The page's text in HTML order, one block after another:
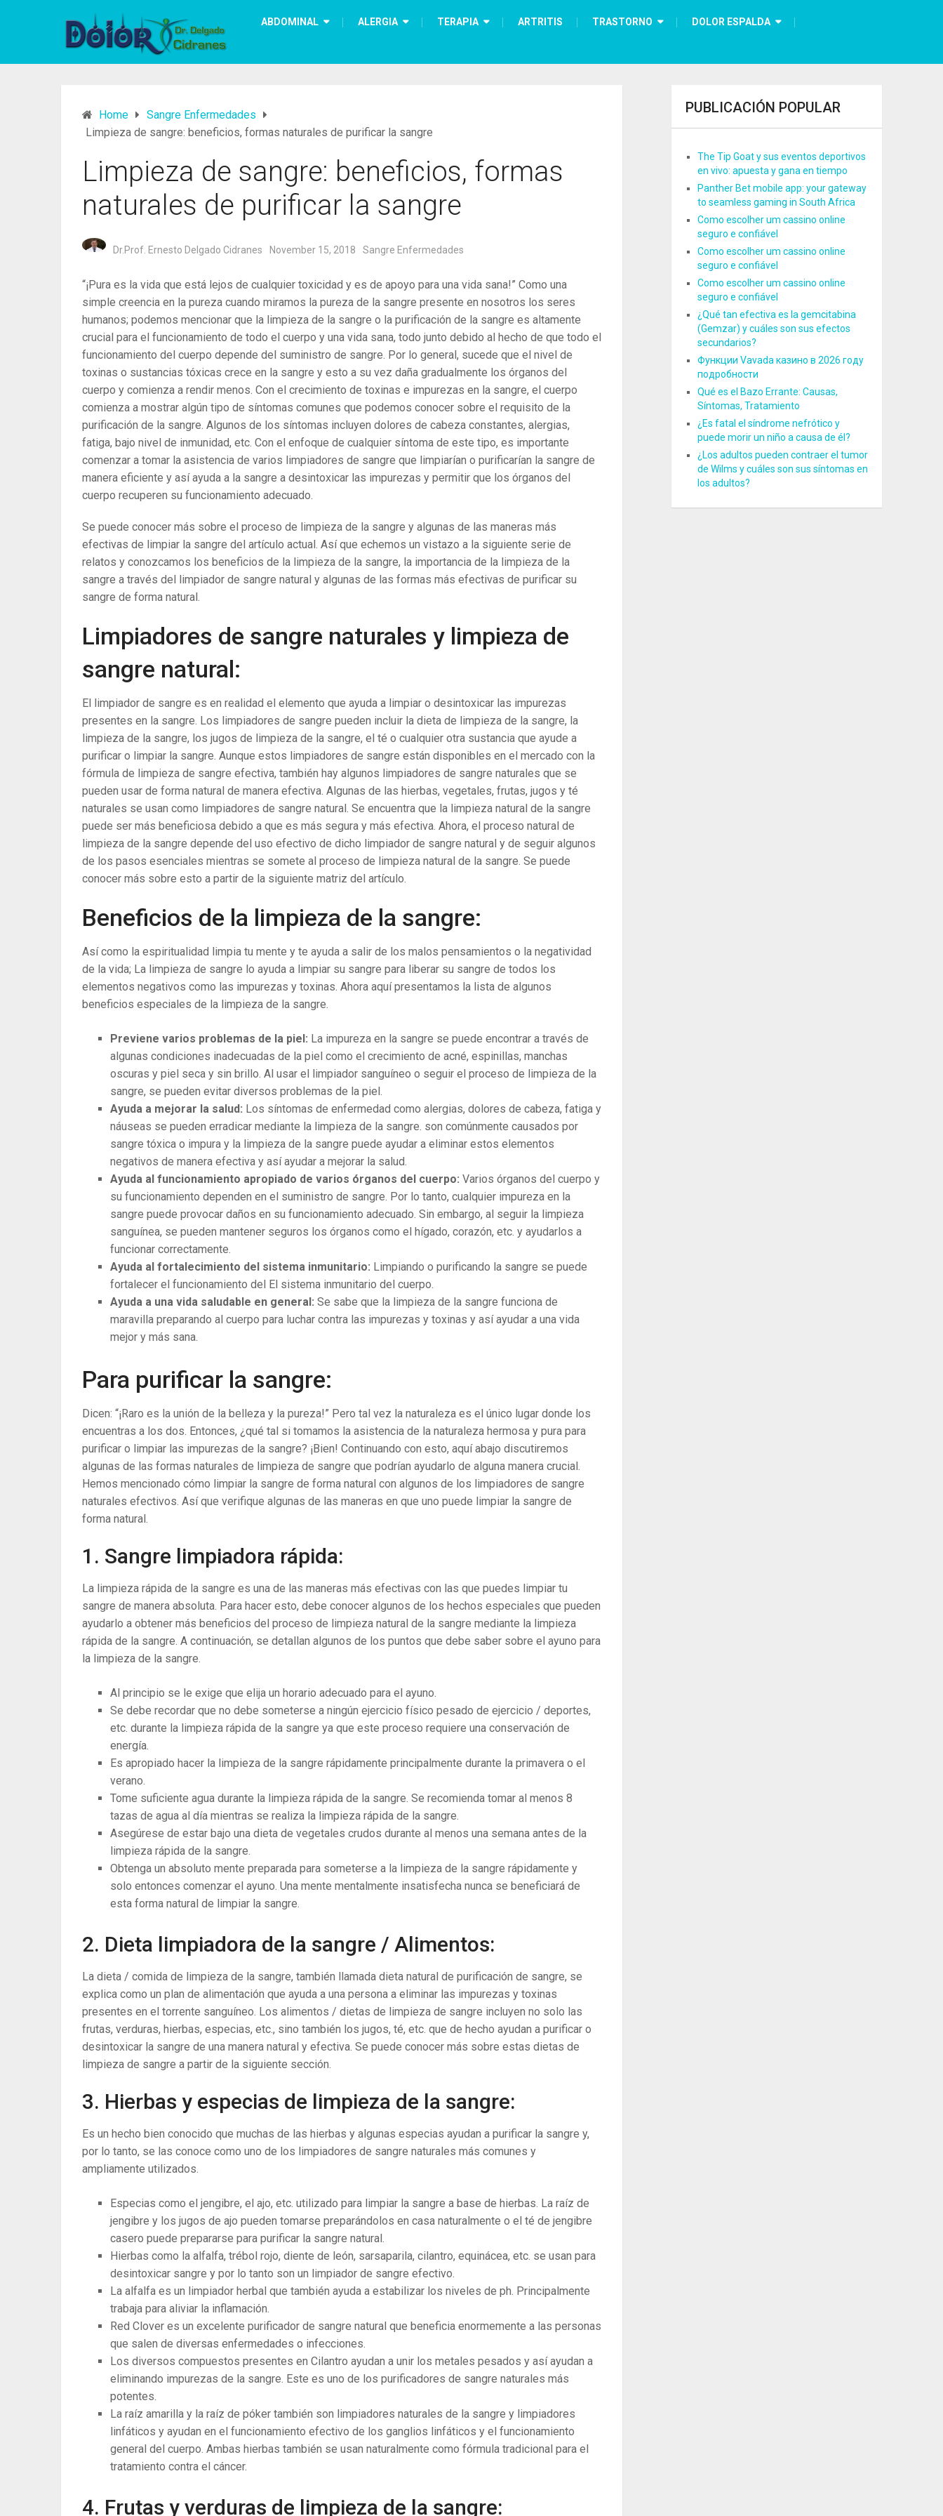
ABDOMINAL ALERGIA TERAPIA ARTRITIS TRASTORNO DOLOR ESPALDA
Home
Sangre Enfermedades
Limpieza de sangre: beneficios, formas naturales de purificar la sangre
Limpieza de sangre: beneficios, formas
naturales de purificar la sangre
Dr.Prof. Ernesto Delgado Cidranes November 15, 2018 Sangre Enfermedades
“¡Pura es la vida que está lejos de cualquier toxicidad y es de apoyo para una vida sana!” Como una
simple creencia en la pureza cuando miramos la pureza de la sangre presente en nosotros los seres
humanos; podemos mencionar que la limpieza de la sangre o la purificación de la sangre es altamente
crucial para el funcionamiento de todo el cuerpo y una vida sana, todo junto debido al hecho de que todo el
funcionamiento del cuerpo depende del suministro de sangre. Por lo general, sucede que el nivel de
toxinas o sustancias tóxicas crece en la sangre y esto a su vez daña gradualmente los órganos del
cuerpo y comienza a rendir menos. Con el crecimiento de toxinas e impurezas en la sangre, el cuerpo
comienza a mostrar algún tipo de síntomas comunes que podemos conocer sobre el requisito de la
purificación de la sangre. Algunos de los síntomas incluyen dolores de cabeza constantes, alergias,
fatiga, bajo nivel de inmunidad, etc. Con el enfoque de cualquier síntoma de este tipo, es importante
comenzar a tomar la asistencia de varios limpiadores de sangre que limpiarían o purificarían la sangre de
manera eficiente y así ayuda a la sangre a desintoxicar las impurezas y permitir que los órganos del
cuerpo recuperen su funcionamiento adecuado.
Se puede conocer más sobre el proceso de limpieza de la sangre y algunas de las maneras más
efectivas de limpiar la sangre del artículo actual. Así que echemos un vistazo a la siguiente serie de
relatos y conozcamos los beneficios de la limpieza de la sangre, la importancia de la limpieza de la
sangre a través del limpiador de sangre natural y algunas de las formas más efectivas de purificar su
sangre de forma natural.
Limpiadores de sangre naturales y limpieza de
sangre natural:
El limpiador de sangre es en realidad el elemento que ayuda a limpiar o desintoxicar las impurezas
presentes en la sangre. Los limpiadores de sangre pueden incluir la dieta de limpieza de la sangre, la
limpieza de la sangre, los jugos de limpieza de la sangre, el té o cualquier otra sustancia que ayude a
purificar o limpiar la sangre. Aunque estos limpiadores de sangre están disponibles en el mercado con la
fórmula de limpieza de sangre efectiva, también hay algunos limpiadores de sangre naturales que se
pueden usar de forma natural de manera efectiva. Algunas de las hierbas, vegetales, frutas, jugos y té
naturales se usan como limpiadores de sangre natural. Se encuentra que la limpieza natural de la sangre
puede ser más beneficiosa debido a que es más segura y más efectiva. Ahora, el proceso natural de
limpieza de la sangre depende del uso efectivo de dicho limpiador de sangre natural y de seguir algunos
de los pasos esenciales mientras se somete al proceso de limpieza natural de la sangre. Se puede
conocer más sobre esto a partir de la siguiente matriz del artículo.
Beneficios de la limpieza de la sangre:
Así como la espiritualidad limpia tu mente y te ayuda a salir de los malos pensamientos o la negatividad
de la vida; La limpieza de sangre lo ayuda a limpiar su sangre para liberar su sangre de todos los
elementos negativos como las impurezas y toxinas. Ahora aquí presentamos la lista de algunos
beneficios especiales de la limpieza de la sangre.
Previene varios problemas de la piel: La impureza en la sangre se puede encontrar a través de
algunas condiciones inadecuadas de la piel como el crecimiento de acné, espinillas, manchas
oscuras y piel seca y sin brillo. Al usar el limpiador sanguíneo o seguir el proceso de limpieza de la
sangre, se pueden evitar diversos problemas de la piel.
Ayuda a mejorar la salud: Los síntomas de enfermedad como alergias, dolores de cabeza, fatiga y
náuseas se pueden erradicar mediante la limpieza de la sangre. son comúnmente causados ​​por
sangre tóxica o impura y la limpieza de la sangre puede ayudar a eliminar estos elementos
negativos de manera efectiva y así ayudar a mejorar la salud.
Ayuda al funcionamiento apropiado de varios órganos del cuerpo: Varios órganos del cuerpo y
su funcionamiento dependen en el suministro de sangre. Por lo tanto, cualquier impureza en la
sangre puede provocar daños en su funcionamiento adecuado. Sin embargo, al seguir la limpieza
sanguínea, se pueden mantener seguros los órganos como el hígado, corazón, etc. y ayudarlos a
funcionar correctamente.
Ayuda al fortalecimiento del sistema inmunitario: Limpiando o purificando la sangre se puede
fortalecer el funcionamiento del El sistema inmunitario del cuerpo.
Ayuda a una vida saludable en general: Se sabe que la limpieza de la sangre funciona de
maravilla preparando al cuerpo para luchar contra las impurezas y toxinas y así ayudar a una vida
mejor y más sana.
Para purificar la sangre:
Dicen: “¡Raro es la unión de la belleza y la pureza!” Pero tal vez la naturaleza es el único lugar donde los
encuentras a los dos. Entonces, ¿qué tal si tomamos la asistencia de la naturaleza hermosa y pura para
purificar o limpiar las impurezas de la sangre? ¡Bien! Continuando con esto, aquí abajo discutiremos
algunas de las formas naturales de limpieza de sangre que podrían ayudarlo de alguna manera crucial.
Hemos mencionado cómo limpiar la sangre de forma natural con algunos de los limpiadores de sangre
naturales efectivos. Así que verifique algunas de las maneras en que uno puede limpiar la sangre de
forma natural.
1. Sangre limpiadora rápida:
La limpieza rápida de la sangre es una de las maneras más efectivas con las que puedes limpiar tu
sangre de manera absoluta. Para hacer esto, debe conocer algunos de los hechos especiales que pueden
ayudarlo a obtener más beneficios del proceso de limpieza natural de la sangre mediante la limpieza
rápida de la sangre. A continuación, se detallan algunos de los puntos que debe saber sobre el ayuno para
la limpieza de la sangre.
Al principio se le exige que elija un horario adecuado para el ayuno.
Se debe recordar que no debe someterse a ningún ejercicio físico pesado de ejercicio / deportes,
etc. durante la limpieza rápida de la sangre ya que este proceso requiere una conservación de
energía.
Es apropiado hacer la limpieza de la sangre rápidamente principalmente durante la primavera o el
verano.
Tome suficiente agua durante la limpieza rápida de la sangre. Se recomienda tomar al menos 8
tazas de agua al día mientras se realiza la limpieza rápida de la sangre.
Asegúrese de estar bajo una dieta de vegetales crudos durante al menos una semana antes de la
limpieza rápida de la sangre.
Obtenga un absoluto mente preparada para someterse a la limpieza de la sangre rápidamente y
solo entonces comenzar el ayuno. Una mente mentalmente insatisfecha nunca se beneficiará de
esta forma natural de limpiar la sangre.
2. Dieta limpiadora de la sangre / Alimentos:
La dieta / comida de limpieza de la sangre, también llamada dieta natural de purificación de sangre, se
explica como un plan de alimentación que ayuda a una persona a eliminar las impurezas y toxinas
presentes en el torrente sanguíneo. Los alimentos / dietas de limpieza de sangre incluyen no solo las
frutas, verduras, hierbas, especias, etc., sino también los jugos, té, etc. que de hecho ayudan a purificar o
desintoxicar la sangre de una manera natural y efectiva. Se puede conocer más sobre estas dietas de
limpieza de sangre a partir de la siguiente sección.
3. Hierbas y especias de limpieza de la sangre:
Es un hecho bien conocido que muchas de las hierbas y algunas especias ayudan a purificar la sangre y,
por lo tanto, se las conoce como uno de los limpiadores de sangre naturales más comunes y
ampliamente utilizados.
Especias como el jengibre, el ajo, etc. utilizado para limpiar la sangre a base de hierbas. La raíz de
jengibre y los jugos de ajo pueden tomarse preparándolos en casa naturalmente o el té de jengibre
casero puede prepararse para purificar la sangre natural.
Hierbas como la alfalfa, trébol rojo, diente de león, sarsaparila, cilantro, equinácea, etc. se usan para
desintoxicar sangre y por lo tanto son un limpiador de sangre efectivo.
La alfalfa es un limpiador herbal que también ayuda a estabilizar los niveles de ph. Principalmente
trabaja para aliviar la inflamación.
Red Clover es un excelente purificador de sangre natural que beneficia enormemente a las personas
que salen de diversas enfermedades o infecciones.
Los diversos compuestos presentes en Cilantro ayudan a unir los metales pesados ​​y así ayudan a
eliminando impurezas de la sangre. Este es uno de los purificadores de sangre naturales más
potentes.
La raíz amarilla y la raíz de póker también son limpiadores naturales de la sangre y limpiadores
linfáticos y ayudan en el funcionamiento efectivo de los ganglios linfáticos y el funcionamiento
general del cuerpo. Ambas hierbas también se usan naturalmente como fórmula tradicional para el
tratamiento contra el cáncer.
4. Frutas y verduras de limpieza de la sangre:
PUBLICACIÓN POPULAR
The Tip Goat y sus eventos deportivos
en vivo: apuesta y gana en tiempo
Panther Bet mobile app: your gateway
to seamless gaming in South Africa
Como escolher um cassino online
seguro e confiável
Como escolher um cassino online
seguro e confiável
Como escolher um cassino online
seguro e confiável
¿Qué tan efectiva es la gemcitabina
(Gemzar) y cuáles son sus efectos
secundarios?
Функции Vavada казино в 2026 году
подробности
Qué es el Bazo Errante: Causas,
Síntomas, Tratamiento
¿Es fatal el síndrome nefrótico y
puede morir un niño a causa de él?
¿Los adultos pueden contraer el tumor
de Wilms y cuáles son sus síntomas en
los adultos?